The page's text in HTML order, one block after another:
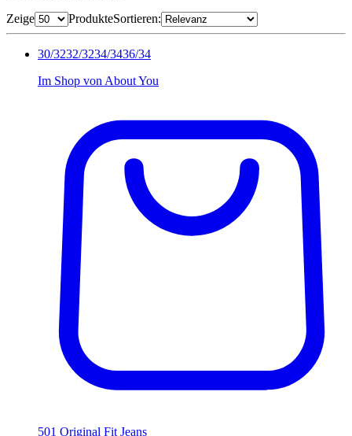
Zeige
ProdukteSortieren:
30/3232/3234/3436/34
Im Shop vonAbout You
501 Original Fit Jeans